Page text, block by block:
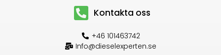
Kontakta oss
+46 101463742
Info@dieselexperten.se